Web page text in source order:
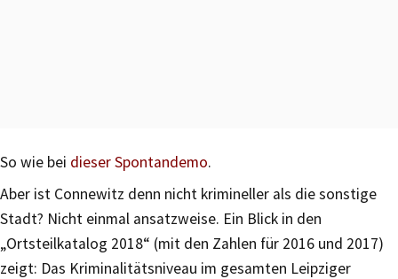
So wie bei dieser Spontandemo.
Aber ist Connewitz denn nicht krimineller als die sonstige
Stadt? Nicht einmal ansatzweise. Ein Blick in den
„Ortsteilkatalog 2018“ (mit den Zahlen für 2016 und 2017)
zeigt: Das Kriminalitätsniveau im gesamten Leipziger